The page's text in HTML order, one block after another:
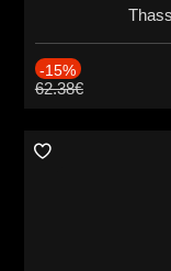
-15%
62.38€